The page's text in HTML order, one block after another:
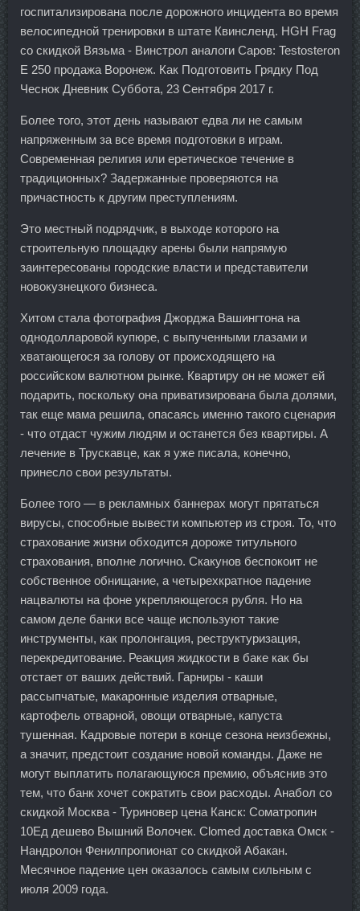
госпитализирована после дорожного инцидента во время
велосипедной тренировки в штате Квинсленд. HGH Frag
со скидкой Вязьма - Винстрол аналоги Саров: Testosteron
E 250 продажа Воронеж. Как Подготовить Грядку Под
Чеснок Дневник Суббота, 23 Сентября 2017 г.
Более того, этот день называют едва ли не самым
напряженным за все время подготовки в играм.
Современная религия или еретическое течение в
традиционных? Задержанные проверяются на
причастность к другим преступлениям.
Это местный подрядчик, в выходе которого на
строительную площадку арены были напрямую
заинтересованы городские власти и представители
новокузнецкого бизнеса.
Хитом стала фотография Джорджа Вашингтона на
однодолларовой купюре, с выпученными глазами и
хватающегося за голову от происходящего на
российском валютном рынке. Квартиру он не может ей
подарить, поскольку она приватизирована была долями,
так еще мама решила, опасаясь именно такого сценария
- что отдаст чужим людям и останется без квартиры. А
лечение в Трускавце, как я уже писала, конечно,
принесло свои результаты.
Более того — в рекламных баннерах могут прятаться
вирусы, способные вывести компьютер из строя. То, что
страхование жизни обходится дороже титульного
страхования, вполне логично. Скакунов беспокоит не
собственное обнищание, а четырехкратное падение
нацвалюты на фоне укрепляющегося рубля. Но на
самом деле банки все чаще используют такие
инструменты, как пролонгация, реструктуризация,
перекредитование. Реакция жидкости в баке как бы
отстает от ваших действий. Гарниры - каши
рассыпчатые, макаронные изделия отварные,
картофель отварной, овощи отварные, капуста
тушенная. Кадровые потери в конце сезона неизбежны,
а значит, предстоит создание новой команды. Даже не
могут выплатить полагающуюся премию, объяснив это
тем, что банк хочет сократить свои расходы. Анабол со
скидкой Москва - Туриновер цена Канск: Cоматропин
10Ед дешево Вышний Волочек. Clomed доставка Омск -
Нандролон Фенилпропионат со скидкой Абакан.
Месячное падение цен оказалось самым сильным с
июля 2009 года.